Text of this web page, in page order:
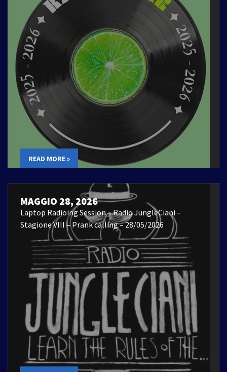
READ MORE »
MAGGIO 28, 2026
Laptop Radioing Session – Radio JungleCiani –
Stagione VIII – Prank calling – 28/05/2026